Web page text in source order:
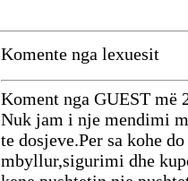
Komente nga lexuesit
Koment nga GUEST më
Nuk jam i nje mendimi
te dosjeve.Per sa kohe
mbyllur,sigurimi dhe